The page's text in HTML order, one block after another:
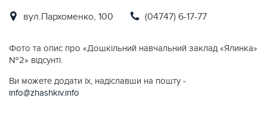
вул.Пархоменко, 100 (04747) 6-17-77
Фото та опис про «Дошкільний навчальний заклад «Ялинка»
№2» відсунті.
Ви можете додати їх, надіславши на пошту -
info@zhashkiv.info